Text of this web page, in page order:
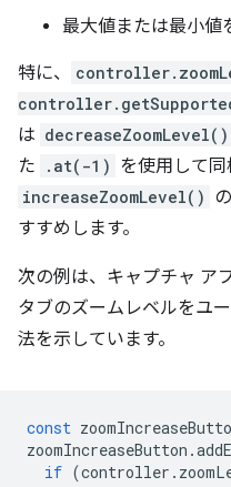
最大値または最小値
特に、
は decreaseZoomLevel()
た
.at(-1) を使用して
increaseZoomLevel()
すすめします。
次の例は、キャプチャ ア
タブのズームレベルをユ
法を示しています。
const
zoomIncreaseButton .
if (controller .